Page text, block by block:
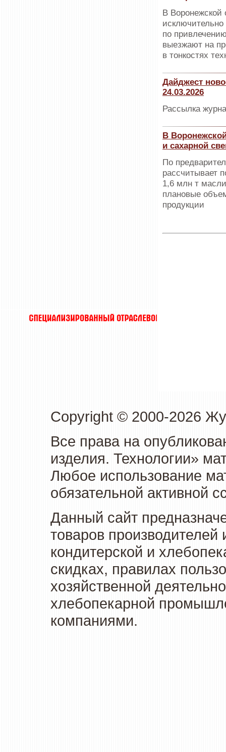
В Воронежской
по
выезжают на
в тонкостях
Дайджест
24.03.2026
Рассылка
В
и сахарной
По
рассчитывает
1,6 млн т
плановые
продукции
Copyright © 2000-2026
Все права на
изделия. Технологии»
Любое использование
обязательной активной
Данный сайт
товаров
кондитерской и
скидках, правилах
хозяйственной
хлебопекарной
компаниями.